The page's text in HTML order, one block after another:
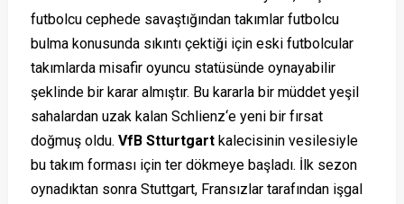
futbolcu cephede savaştığından takımlar futbolcu
bulma konusunda sıkıntı çektiği için eski futbolcular
takımlarda misafir oyuncu statüsünde oynayabilir
şeklinde bir karar almıştır. Bu kararla bir müddet yeşil
sahalardan uzak kalan Schlienz‘e yeni bir fırsat
doğmuş oldu. VfB Stturtgart kalecisinin vesilesiyle
bu takım forması için ter dökmeye başladı. İlk sezon
oynadıktan sonra Stuttgart, Fransızlar tarafından işgal